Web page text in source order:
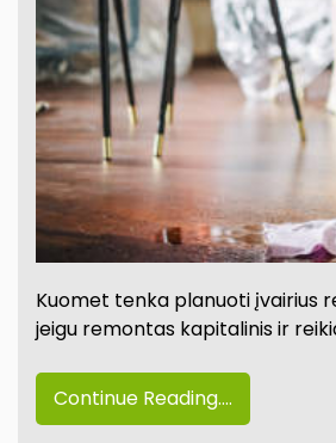
Kuomet tenka planuoti įvairius
jeigu remontas kapitalinis ir
Continue Reading....